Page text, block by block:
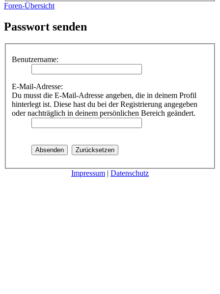
Foren-Übersicht
Passwort senden
Benutzername:
E-Mail-Adresse:
Du musst die E-Mail-Adresse angeben, die in deinem Profil
hinterlegt ist. Diese hast du bei der Registrierung angegeben
oder nachträglich in deinem persönlichen Bereich geändert.
Impressum | Datenschutz